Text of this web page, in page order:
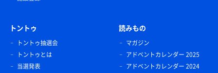
トントゥ
トントゥ抽選会
トントゥとは
当選発表
読みもの
マガジン
アドベントカレンダー 2025
アドベントカレンダー 2024